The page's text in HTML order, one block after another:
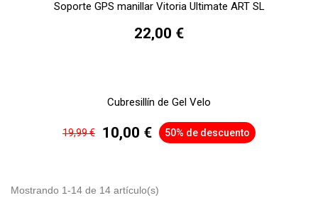
Soporte GPS manillar Vitoria Ultimate ART SL
22,00 €
Cubresillín de Gel Velo
19,99 € 10,00 € 50% de descuento
Mostrando 1-14 de 14 artículo(s)